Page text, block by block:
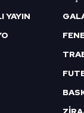
olarak kullanılan
YAYIN